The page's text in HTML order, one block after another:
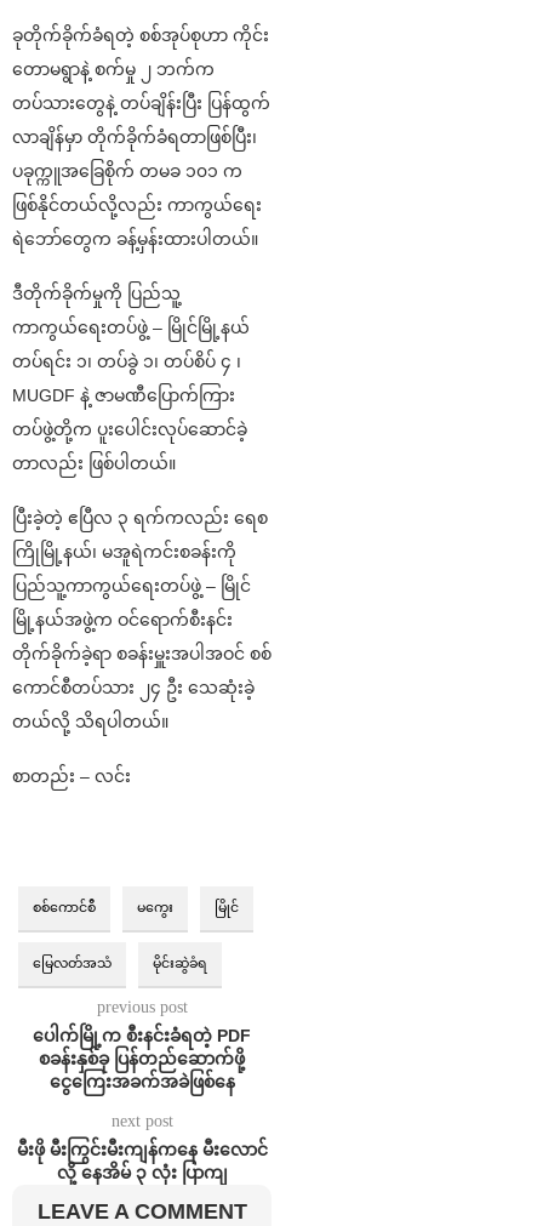
ခုတိုက်ခိုက်ခံရတဲ့ စစ်အုပ်စုဟာ ကိုင်း
တောမရွာနဲ့ စက်မှု ၂ ဘက်က
တပ်သားတွေနဲ့ တပ်ချိန်းပြီး ပြန်ထွက်
လာချိန်မှာ တိုက်ခိုက်ခံရတာဖြစ်ပြီး၊
ပခုက္ကူအခြေစိုက် တမခ ၁၀၁ က
ဖြစ်နိုင်တယ်လို့လည်း ကာကွယ်ရေး
ရဲဘော်တွေက ခန့်မှန်းထားပါတယ်။
ဒီတိုက်ခိုက်မှုကို ပြည်သူ့
ကာကွယ်ရေးတပ်ဖွဲ့ – မြိုင်မြို့နယ်
တပ်ရင်း ၁၊ တပ်ခွဲ ၁၊ တပ်စိပ် ၄ ၊
MUGDF နဲ့ ဇာမဏီပြောက်ကြား
တပ်ဖွဲ့တို့က ပူးပေါင်းလုပ်ဆောင်ခဲ့
တာလည်း ဖြစ်ပါတယ်။
ပြီးခဲ့တဲ့ ဧပြီလ ၃ ရက်ကလည်း ရေစ
ကြိုမြို့နယ်၊ မအူရဲကင်းစခန်းကို
ပြည်သူ့ကာကွယ်ရေးတပ်ဖွဲ့ – မြိုင်
မြို့နယ်အဖွဲ့က ဝင်ရောက်စီးနင်း
တိုက်ခိုက်ခဲ့ရာ စခန်းမှူးအပါအဝင် စစ်
ကောင်စီတပ်သား ၂၄ ဦး သေဆုံးခဲ့
တယ်လို့ သိရပါတယ်။
စာတည်း – လင်း
စစ်ကောင်စီ မကွေး မြိုင်
မြေလတ်အသံ မိုင်းဆွဲခံရ
previous post
ပေါက်မြို့က စီးနင်းခံရတဲ့ PDF
စခန်းနှစ်ခု ပြန်တည်ဆောက်ဖို့
ငွေကြေးအခက်အခဲဖြစ်နေ
next post
မီးဖို မီးကြွင်းမီးကျန်ကနေ မီးလောင်
လို့ နေအိမ် ၃ လုံး ပြာကျ
LEAVE A COMMENT